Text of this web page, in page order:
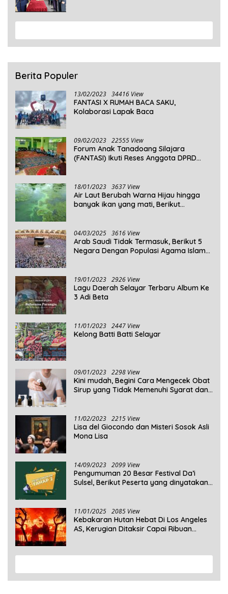
Berita Populer
13/02/2023 34416 View
FANTASI X RUMAH BACA SAKU,
Kolaborasi Lapak Baca
09/02/2023 22555 View
Forum Anak Tanadoang Silajara
(FANTASI) Ikuti Reses Anggota DPRD
18/01/2023 3637 View
Air Laut Berubah Warna Hijau hingga
banyak ikan yang mati, Berikut
04/03/2025 3616 View
Arab Saudi Tidak Termasuk, Berikut 5
Negara Dengan Populasi Agama Islam
19/01/2023 2926 View
Lagu Daerah Selayar Terbaru Album Ke
3 Adi Beta
11/01/2023 2447 View
Kelong Batti Batti Selayar
09/01/2023 2298 View
Kini mudah, Begini Cara Mengecek Obat
Sirup yang Tidak Memenuhi Syarat dan
11/02/2023 2215 View
Lisa del Giocondo dan Misteri Sosok Asli
Mona Lisa
14/09/2023 2099 View
Pengumuman 20 Besar Festival Da’i
Sulsel, Berikut Peserta yang dinyatakan
11/01/2025 2085 View
Kebakaran Hutan Hebat Di Los Angeles
AS, Kerugian Ditaksir Capai Ribuan